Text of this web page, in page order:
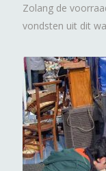
Zolang de
vondsten uit dit